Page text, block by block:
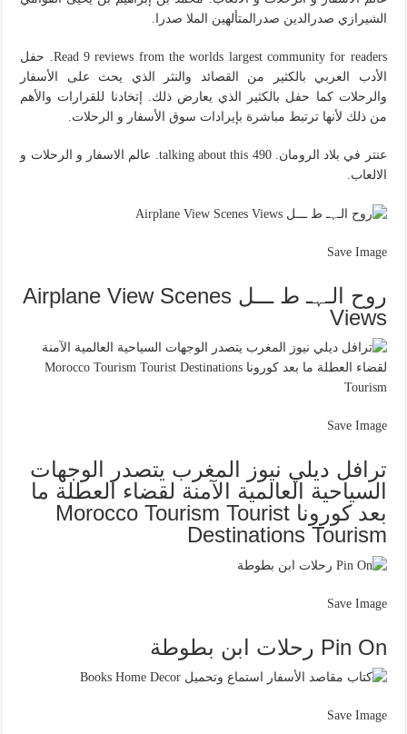
الشیرازي صدرالدین صدرالمتألهین الملا صدرا.
Read 9 reviews from the worlds largest community for readers. حفل
الأدب العربي بالكثير من القصائد والنثر الذي يحث على الأسفار
والرحلات كما حفل بالكثير الذي يعارض ذلك. إتخادنا للقرارات والأهم
من ذلك لأنها ترتبط مباشرة بإيرادات سوق الأسفار و الرحلات.
عنتر في بلاد الرومان. 490 talking about this. عالم الاسفار و الرحلات و
الالعاب.
Save Image
روح الـﮩـ ط ـــل Airplane View Scenes
Views
Save Image
ترافل ديلي نيوز المغرب يتصدر الوجهات
السياحية العالمية الآمنة لقضاء العطلة ما
بعد كورونا Morocco Tourism Tourist
Destinations Tourism
Save Image
Pin On رحلات ابن بطوطة
Save Image